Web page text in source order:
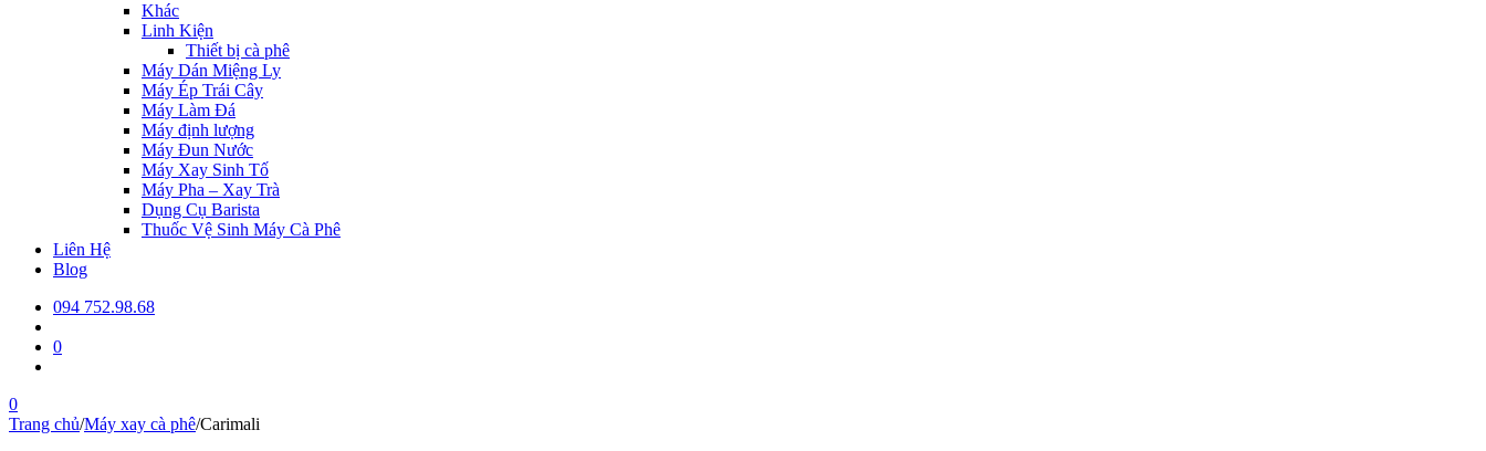
Khác
Linh Kiện
Thiết bị cà phê
Máy Dán Miệng Ly
Máy Ép Trái Cây
Máy Làm Đá
Máy định lượng
Máy Đun Nước
Máy Xay Sinh Tố
Máy Pha – Xay Trà
Dụng Cụ Barista
Thuốc Vệ Sinh Máy Cà Phê
Liên Hệ
Blog
094 752.98.68
0
0
Trang chủ/Máy xay cà phê/Carimali